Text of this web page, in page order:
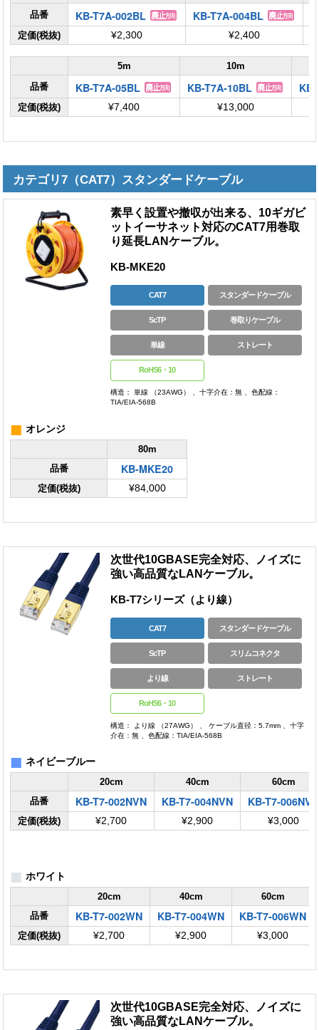
品番
KB-T7A-002BL KB-T7A-004BL
定価(税抜) ¥2,300 ¥2,400
5m
10m
品番
KB-T7A-05BL KB-T7A-10BL
定価(税抜) ¥7,400 ¥13,000
カテゴリ7（CAT7）スタンダードケーブル
素早く設置や撤収が出来る、10ギガビ
ットイーサネット対応のCAT7用巻取
り延長LANケーブル。
KB-MKE20
CAT7 スタンダードケーブル
ScTP 巻取りケーブル
単線 ストレート
RoHS6・10
構造： 単線 （23AWG） 、十字介在：無 、色配線：
TIA/EIA-568B
■ オレンジ
80m
品番
KB-MKE20
定価(税抜) ¥84,000
次世代10GBASE完全対応、ノイズに
強い高品質なLANケーブル。
KB-T7シリーズ（より線）
CAT7 スタンダードケーブル
ScTP スリムコネクタ
より線 ストレート
RoHS6・10
構造： より線 （27AWG） 、 ケーブル直径：5.7mm 、十字
介在：無 、色配線：TIA/EIA-568B
■ ネイビーブルー
20cm 40cm
60cm
品番
KB-T7-002NVN KB-T7-004NVN KB-T7-006NVN
定価(税抜) ¥2,700 ¥2,900 ¥3,000
■ ホワイト
20cm 40cm
60cm
品番
KB-T7-002WN KB-T7-004WN KB-T7-006WN
定価(税抜) ¥2,700 ¥2,900 ¥3,000
次世代10GBASE完全対応、ノイズに
強い高品質なLANケーブル。